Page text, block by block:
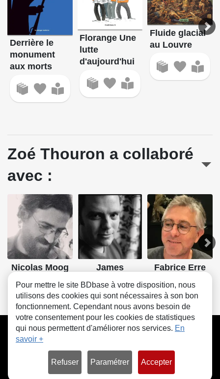
Derrière le
monument
aux morts
Florange Une
lutte
d'aujourd'hui
Fluide glacial
au Louvre
Zoé Thouron a collaboré
avec :
Nicolas Moog James Fabrice Erre
CGU FAQ Contact Cookies
Pour mettre le site BDbase à votre disposition, nous
utilisons des cookies qui sont nécessaires à son bon
fonctionnement. Cependant nous avons besoin de
votre consentement pour les cookies de statistiques
qui nous permettent d'améliorer nos services. En
savoir +
Refuser Paramétrer Accepter